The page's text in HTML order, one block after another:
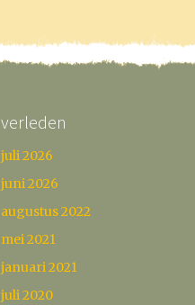
verleden
juli 2026
juni 2026
augustus 2022
mei 2021
januari 2021
juli 2020